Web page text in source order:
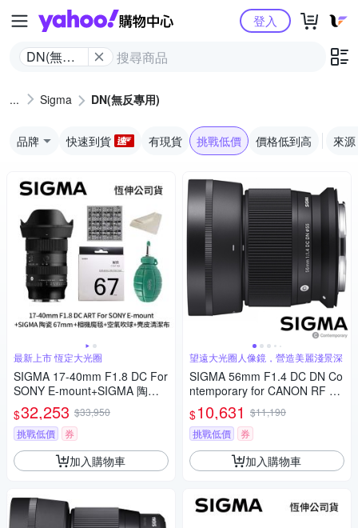
Yahoo購物中心
DN(無反
登入
Sigma DN(無反專用)
品牌 快速到貨 有現貨 挑戰低價 價格低到高 來源
最新上市 恆定大光圈
SIGMA 17-40mm F1.8 DC For
SONY E-mount+SIGMA 陶瓷 6
7mm保護鏡+相機魔毯+BW-13
0吹球+3030麂皮清潔布 (公司
貨)
$32,253 $33,950
挑戰低價
券
加入購物車
望遠大光圈人像鏡，營造美麗淺景深
SIGMA 56mm F1.4 DC DN Co
ntemporary for CANON RF 接
環 (公司貨) 望遠大光圈定焦鏡
人像鏡 APS-C 無反微單眼專用
鏡頭
$10,631 $11,190
挑戰低價
券
加入購物車